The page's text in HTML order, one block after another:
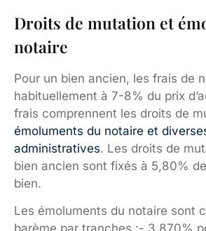
Droits de mutation et
notaire
Pour un bien ancien, les frais de
habituellement à 7-8% du prix
frais comprennent les droits de
émoluments du notaire et
administratives. Les droits de
bien ancien sont fixés à 5,80%
bien.
Les émoluments du notaire sont